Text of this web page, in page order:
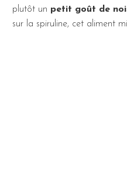
plutôt un petit goût de
sur la spiruline, cet aliment